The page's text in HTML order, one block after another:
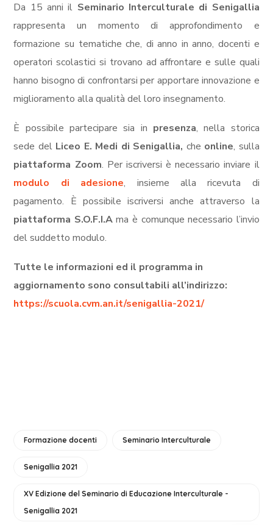
Da 15 anni il Seminario Interculturale di Senigallia
rappresenta un momento di approfondimento e
formazione su tematiche che, di anno in anno, docenti e
operatori scolastici si trovano ad affrontare e sulle quali
hanno bisogno di confrontarsi per apportare innovazione e
miglioramento alla qualità del loro insegnamento.
È possibile partecipare sia in presenza, nella storica
sede del Liceo E. Medi di Senigallia, che online, sulla
piattaforma Zoom. Per iscriversi è necessario inviare il
modulo di adesione, insieme alla ricevuta di
pagamento. È possibile iscriversi anche attraverso la
piattaforma S.O.F.I.Ama è comunque necessario l’invio
del suddetto modulo.
Tutte le informazioni ed il programma in
aggiornamento sono consultabili all’indirizzo:
https://scuola.cvm.an.it/senigallia-2021/
Formazione docenti Seminario Interculturale
Senigallia 2021
XV Edizione del Seminario di Educazione Interculturale -
Senigallia 2021